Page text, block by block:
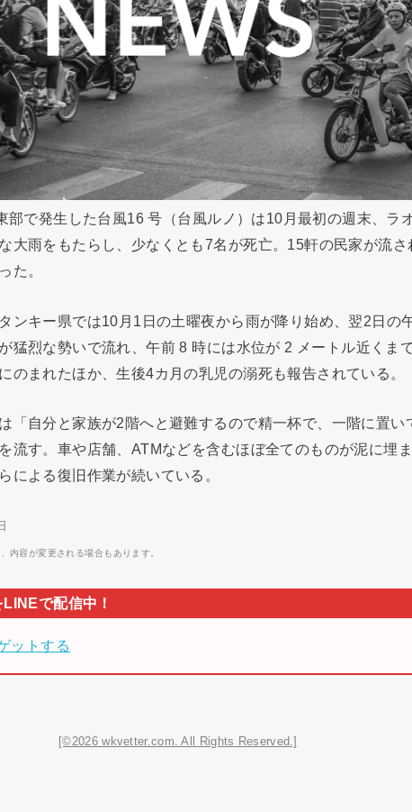
部で発生した台風16 号（台風ルノ）は10月最初の週末、ラ
大雨をもたらし、少なくとも7名が死亡。15軒の民家が流さ
た。
ンキー県では10月1日の土曜夜から雨が降り始め、翌2日の
猛烈な勢いで流れ、午前 8 時には水位が 2 メートル近くま
のまれたほか、生後4カ月の乳児の溺死も報告されている。
「自分と家族が2階へと避難するので精一杯で、一階に置い
流す。車や店舗、ATMなどを含むほぼ全てのものが泥に埋ま
による復旧作業が続いている。
内容が変更される場合もあります。
ットする
[©2026 wkvetter.com. All Rights Reserved.]